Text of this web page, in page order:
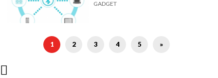
GADGET
1 2 3 4 5 »
